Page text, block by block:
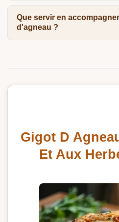
Que servir en
d'agneau ?
Gigot D
Et Aux